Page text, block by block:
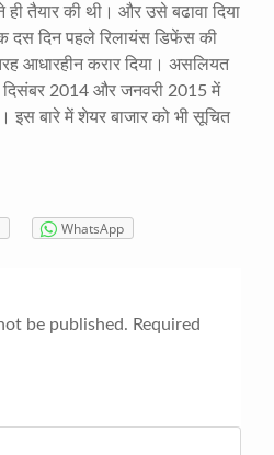
ही तैयार की थी। और उसे बढावा दिया
दस दिन पहले रिलायंस डिफेंस की
आधारहीन करार दिया। असलियत
दिसंबर 2014 और जनवरी 2015 में
इस बारे में शेयर बाजार को भी सूचित
WhatsApp
be published. Required